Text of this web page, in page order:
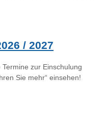
/ 2027
zur Einschulung
Sie mehr“ einsehen!